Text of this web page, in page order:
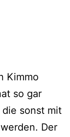
Kimmo
so gar
sonst mit
Der